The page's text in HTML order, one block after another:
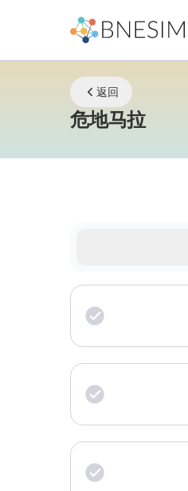
返回
危地马拉
您的数据在有限时间